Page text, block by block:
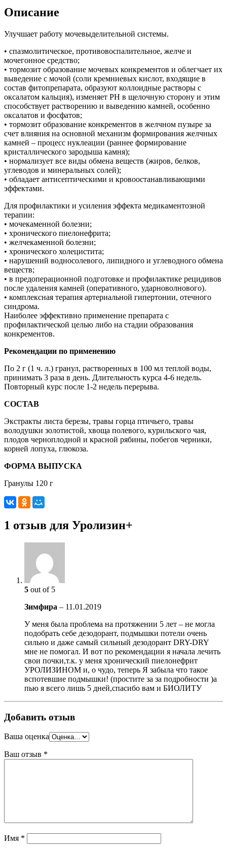
Описание
Улучшает работу мочевыделительной системы.
• спазмолитическое, противовоспалительное, желче­ и
мочегонное средство;
• тормозит образование мочевых конкрементов и облегчает их
выведение с мочой (соли кремниевых кислот, входящие в
состав фитопрепарата, образуют коллоидные растворы с
оксалатом кальция), изменяет РН в щелочную сторону и этим
способствует растворению и выведению камней, особенно
оксалатов и фосфатов;
• тормозит образование конкрементов в желчном пузыре за
счет влияния на основной механизм формирования желчных
камней – процесс нуклеации (раннее формирование
кристаллического зародыша камня);
• нормализует все виды обмена веществ (жиров, белков,
углеводов и минеральных солей);
• обладает антисептическими и кровоостанавливающими
эффектами.
Для профилактики и усиления эффекта медикаментозной
терапии:
• мочекаменной болезни;
• хронического пиелонефрита;
• желчекаменной болезни;
• хронического холецистита;
• нарушений водно­солевого, липидного и углеводного обмена
веществ;
• в предоперационной подготовке и профилактике рецидивов
после удаления камней (оперативного, ударноволнового).
• комплексная терапия артериальной гипертонии, отечного
синдрома.
Наиболее эффективно применение препарата с
профилактической целью либо на стадии образования
конкрементов.
Рекомендации по применению
По 2 г (1 ч. л.) гранул, растворенных в 100 мл теплой воды,
принимать 3 раза в день. Длительность курса 4-6 недель.
Повторный курс после 1-2 недель перерыва.
СОСТАВ
Экстракты листа березы, травы горца птичьего, травы
володушки золотистой, хвоща полевого, курильского чая,
плодов черноплодной и красной рябины, побегов черники,
корней лопуха, глюкоза.
ФОРМА ВЫПУСКА
Гранулы 120 г
1 отзыв для Уролизин+
5 out of 5
Зимфира – 11.01.2019
У меня была проблема на протяжении 5 лет – не могла
подобрать себе дезодорант, подмышки потели очень
сильно и даже самый сильный дезодорант DRY-DRY
мне не помогал. И вот по рекомендации я начала лечить
свои почки,т.к. у меня хронический пиелонефрит
УРОЛИЗИНОМ и, о чудо, теперь Я забыла что такое
вспотевшие подмышки! (простите за за подробности )а
пью я всего лишь 5 дней,спасибо вам и БИОЛИТУ
Добавить отзыв
Ваша оценка
Ваш отзыв *
Имя *